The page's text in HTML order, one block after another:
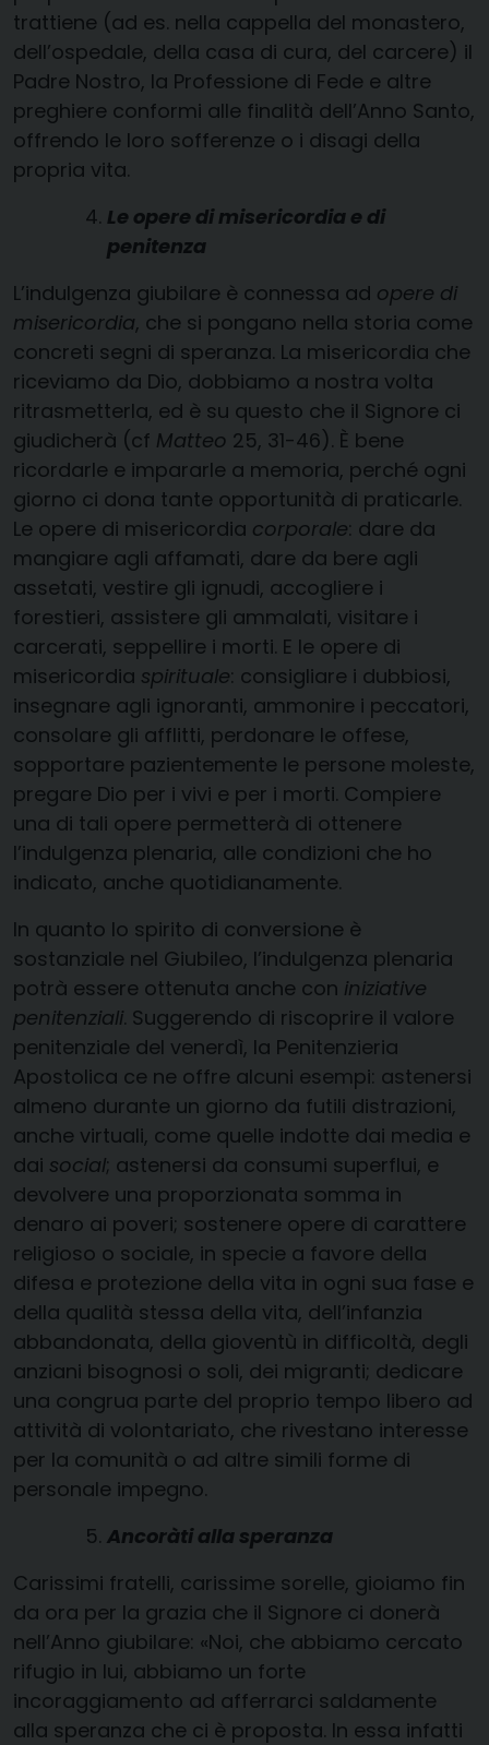
trattiene (ad es. nella cappella del monastero,
dell’ospedale, della casa di cura, del carcere) il
Padre Nostro, la Professione di Fede e altre
preghiere conformi alle finalità dell’Anno Santo,
offrendo le loro sofferenze o i disagi della
propria vita.
Le opere di misericordia e di
penitenza
L’indulgenza giubilare è connessa ad opere di
misericordia, che si pongano nella storia come
concreti segni di speranza. La misericordia che
riceviamo da Dio, dobbiamo a nostra volta
ritrasmetterla, ed è su questo che il Signore ci
giudicherà (cf Matteo 25, 31-46). È bene
ricordarle e impararle a memoria, perché ogni
giorno ci dona tante opportunità di praticarle.
Le opere di misericordia corporale: dare da
mangiare agli affamati, dare da bere agli
assetati, vestire gli ignudi, accogliere i
forestieri, assistere gli ammalati, visitare i
carcerati, seppellire i morti. E le opere di
misericordia spirituale: consigliare i dubbiosi,
insegnare agli ignoranti, ammonire i peccatori,
consolare gli afflitti, perdonare le offese,
sopportare pazientemente le persone moleste,
pregare Dio per i vivi e per i morti. Compiere
una di tali opere permetterà di ottenere
l’indulgenza plenaria, alle condizioni che ho
indicato, anche quotidianamente.
In quanto lo spirito di conversione è
sostanziale nel Giubileo, l’indulgenza plenaria
potrà essere ottenuta anche con iniziative
penitenziali. Suggerendo di riscoprire il valore
penitenziale del venerdì, la Penitenzieria
Apostolica ce ne offre alcuni esempi: astenersi
almeno durante un giorno da futili distrazioni,
anche virtuali, come quelle indotte dai media e
dai social; astenersi da consumi superflui, e
devolvere una proporzionata somma in
denaro ai poveri; sostenere opere di carattere
religioso o sociale, in specie a favore della
difesa e protezione della vita in ogni sua fase e
della qualità stessa della vita, dell’infanzia
abbandonata, della gioventù in difficoltà, degli
anziani bisognosi o soli, dei migranti; dedicare
una congrua parte del proprio tempo libero ad
attività di volontariato, che rivestano interesse
per la comunità o ad altre simili forme di
personale impegno.
Ancoràti alla speranza
Carissimi fratelli, carissime sorelle, gioiamo fin
da ora per la grazia che il Signore ci donerà
nell’Anno giubilare: «Noi, che abbiamo cercato
rifugio in lui, abbiamo un forte
incoraggiamento ad afferrarci saldamente
alla speranza che ci è proposta. In essa infatti